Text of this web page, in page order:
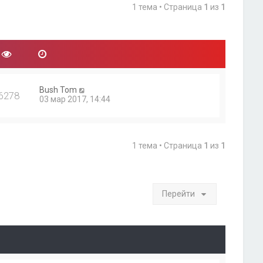
1 тема • Страница 1 из 1
Bush Tom
03 мар 2017, 14:44
1 тема • Страница 1 из 1
Перейти